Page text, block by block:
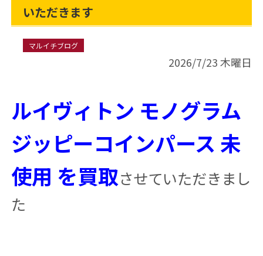
いただきます
マルイチブログ
2026/7/23 木曜日
ルイヴィトン モノグラム
ジッピーコインパース 未
使用 を買取させていただきまし
た